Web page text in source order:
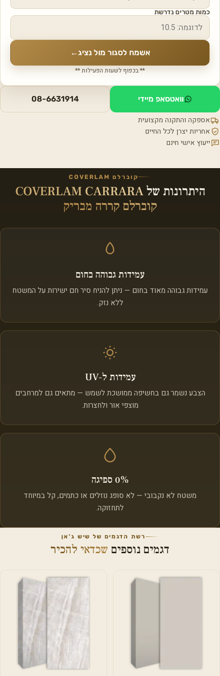
כמות מטרים נדרשת
אשמח לסגור מול נציג←
** בכפוף לשעות הפעילות **
וואטסאפ מיידי 08-6631914
אספקה והתקנה מקצועית
אחריות יצרן לכל החיים
ייעוץ אישי חינם
קוברלם COVERLAM
היתרונות שלCOVERLAM CARRARA
קוברלם קררה מבריק
עמידות גבוהה בחום
עמידות גבוהה מאוד בחום — ניתן להניח סיר חם ישירות על המשטח
ללא נזק.
עמידות ל‑UV
הצבע נשמר גם בחשיפה ממושכת לשמש — מתאים גם למרחבים
מוצפי אור ולחצרות.
0% ספיגה
משטח לא נקבובי — לא סופג נוזלים או כתמים, קל במיוחד
לתחזוקה.
רשת הדגמים של שיש ג'אן
דגמים נוספים שכדאי להכיר